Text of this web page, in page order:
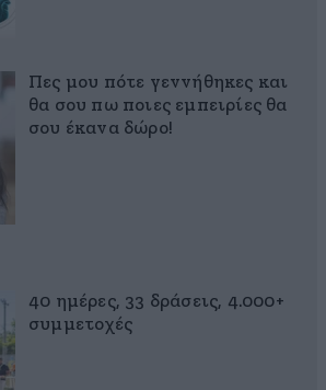
Πες μου πότε γεννήθηκες και
θα σου πω ποιες εμπειρίες θα
σου έκανα δώρο!
40 ημέρες, 33 δράσεις, 4.000+
συμμετοχές